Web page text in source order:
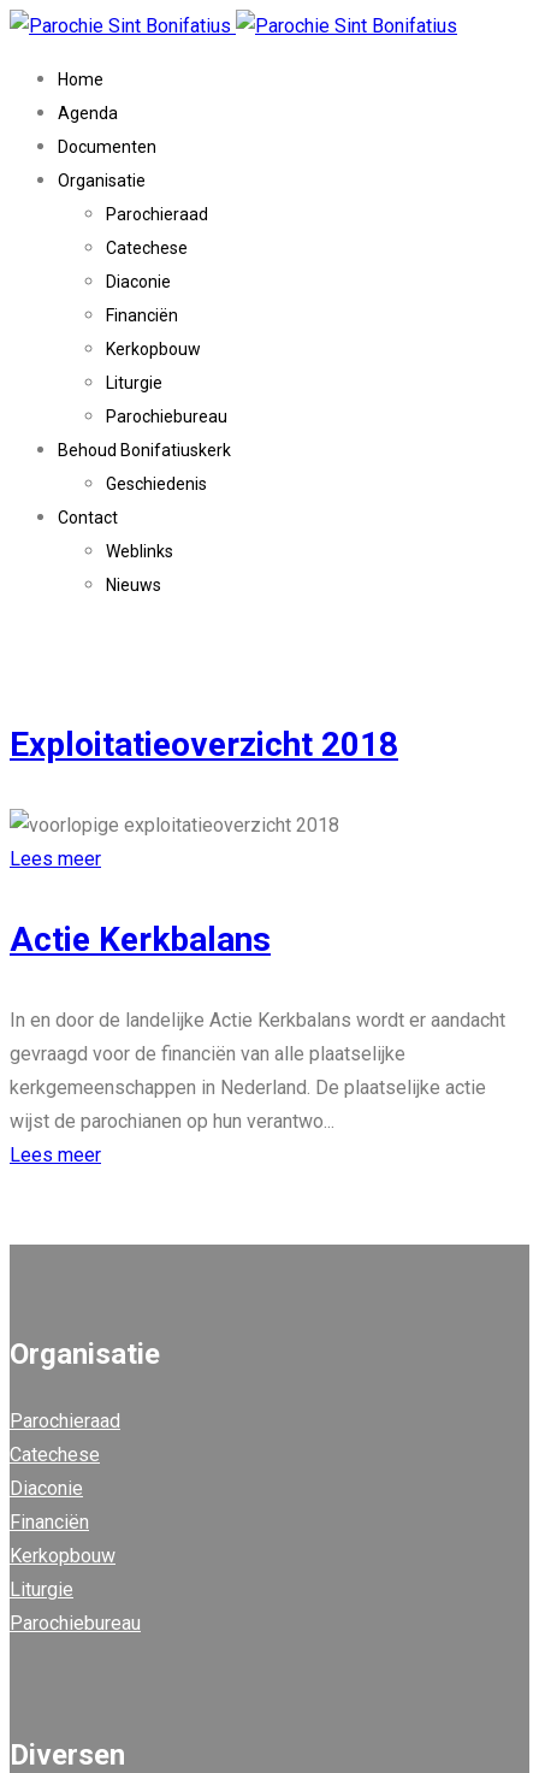
Home
Agenda
Documenten
Organisatie
Parochieraad
Catechese
Diaconie
Financiën
Kerkopbouw
Liturgie
Parochiebureau
Behoud Bonifatiuskerk
Geschiedenis
Contact
Weblinks
Nieuws
Exploitatieoverzicht 2018
Lees meer
Actie Kerkbalans
In en door de landelijke Actie Kerkbalans wordt er aandacht
gevraagd voor de financiën van alle plaatselijke
kerkgemeenschappen in Nederland. De plaatselijke actie
wijst de parochianen op hun verantwo...
Lees meer
Organisatie
Parochieraad
Catechese
Diaconie
Financiën
Kerkopbouw
Liturgie
Parochiebureau
Diversen